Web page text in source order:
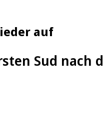
auf
Sud nach